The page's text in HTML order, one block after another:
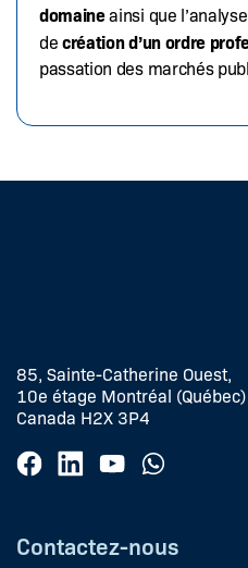
domaineainsi que
decréation d’un ordre
passation des marchés
85, Sainte-Catherine Ouest,
10e étage Montréal (Québec)
Canada H2X 3P4
Contactez-nous